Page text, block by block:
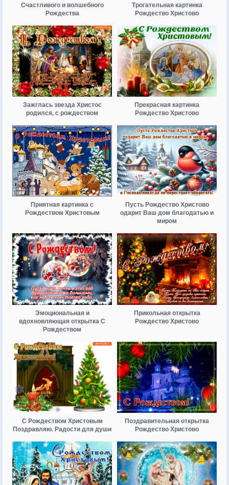
Счастливого и волшебного
Рождества
Трогательная картинка
Рождество Христово
Зажглась звезда Христос
родился, с рождеством
Прекрасная картинка
Рождество Христово
Приятная картинка с
Рождеством Христовым
Пусть Рождество Христово
одарит Ваш дом благодатью и
миром
Эмоциональная и
вдохновляющая открытка С
Рождеством
Прикольная открытка
Рождество Христово
С Рождеством Христовым
Поздравляю. Радости для души
Поздравительная открытка
Рождество Христово